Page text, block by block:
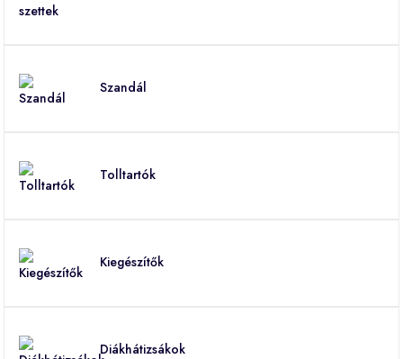
Szandál
Tolltartók
Kiegészítők
Diákhátizsákok